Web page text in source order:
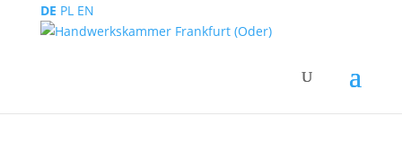
DE PL EN